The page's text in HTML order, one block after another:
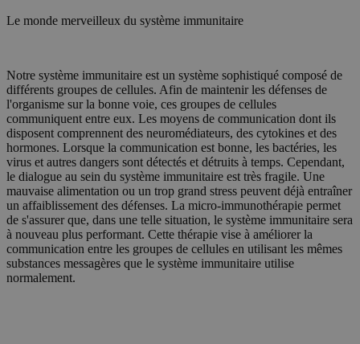
Le monde merveilleux du système immunitaire
Notre système immunitaire est un système sophistiqué composé de
différents groupes de cellules. Afin de maintenir les défenses de
l'organisme sur la bonne voie, ces groupes de cellules
communiquent entre eux. Les moyens de communication dont ils
disposent comprennent des neuromédiateurs, des cytokines et des
hormones. Lorsque la communication est bonne, les bactéries, les
virus et autres dangers sont détectés et détruits à temps. Cependant,
le dialogue au sein du système immunitaire est très fragile. Une
mauvaise alimentation ou un trop grand stress peuvent déjà entraîner
un affaiblissement des défenses. La micro-immunothérapie permet
de s'assurer que, dans une telle situation, le système immunitaire sera
à nouveau plus performant. Cette thérapie vise à améliorer la
communication entre les groupes de cellules en utilisant les mêmes
substances messagères que le système immunitaire utilise
normalement.